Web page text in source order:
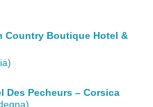
Country Boutique Hotel &
Des Pecheurs – Corsica